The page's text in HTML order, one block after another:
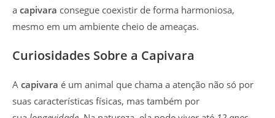
a capivara consegue coexistir de forma harmoniosa,
mesmo em um ambiente cheio de ameaças.
Curiosidades Sobre a Capivara
A capivara é um animal que chama a atenção não só por
suas características físicas, mas também por